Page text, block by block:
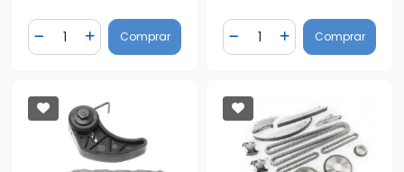
Diminuir Quantidade
Quantidade
Adicionar Quantidade
Comprar Diminuir Quantidade
Quantidade
AdicionarComprar